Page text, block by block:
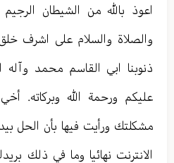
اعوذ بالله من الشيطان
والصلاة والسلام على اشرف
ذنوبنا ابي القاسم محمد وآله
عليكم ورحمة الله وبركاته.
مشكلتك ورأيت فيها بأن الحل
الانترنت نهائيا وما في ذلك